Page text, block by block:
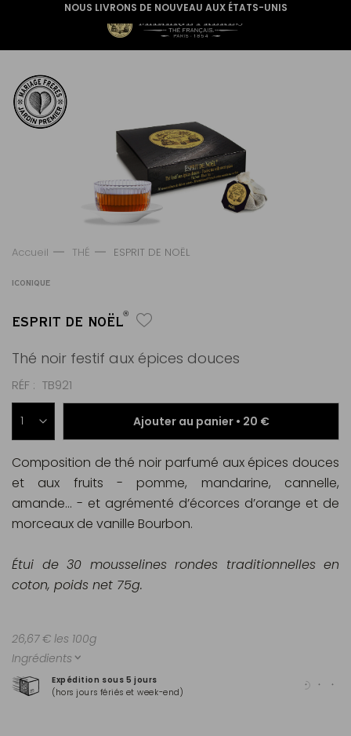
NOUS LIVRONS DE NOUVEAU AUX ÉTATS-UNIS
Accueil THÉ ESPRIT DE NOËL
ICONIQUE
ESPRIT DE NOËL®
Thé noir festif aux épices douces
RÉF TB921
Ajouter au panier • 20 €
Expédition sous 5 jours
(hors jours fériés et week-end)
Composition de thé noir parfumé aux épices douces
et aux fruits - pomme, mandarine, cannelle,
amande... - et agrémenté d’écorces d’orange et de
morceaux de vanille Bourbon.
Étui de 30 mousselines rondes traditionnelles en
coton, poids net 75g.
26,67 € les 100g
Ingrédients